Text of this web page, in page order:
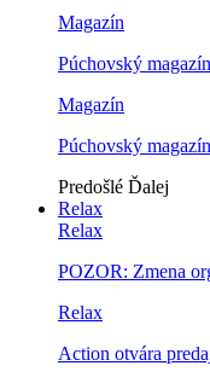
Magazín
Púchovský
Magazín
Púchovský
Predošlé Ďalej
Relax
Relax
POZOR: Zmena
Relax
Action otvára